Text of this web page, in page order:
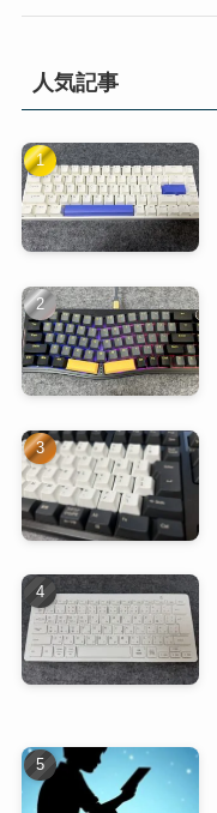
(1)
(1)
(1)
(1)
(1)
人気記事